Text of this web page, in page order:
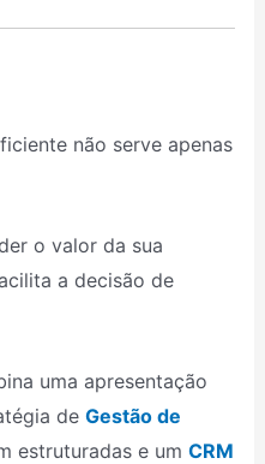
não serve apenas
o valor da sua
a decisão de
uma apresentação
de Gestão de
estruturadas e um CRM